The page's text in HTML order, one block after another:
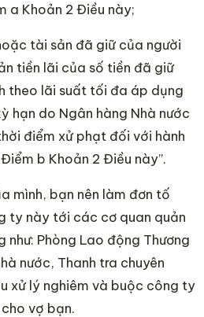
a Khoản 2 Điều này;
tài sản đã giữ của người
tiền lãi của số tiền đã giữ
theo lãi suất tối đa áp dụng
hạn do Ngân hàng Nhà nước
điểm xử phạt đối với hành
b Khoản 2 Điều này”.
mình, bạn nên làm đơn tố
ty này tới các cơ quan quản
như: Phòng Lao động Thương
nước, Thanh tra chuyên
xử lý nghiêm và buộc công ty
vợ bạn.